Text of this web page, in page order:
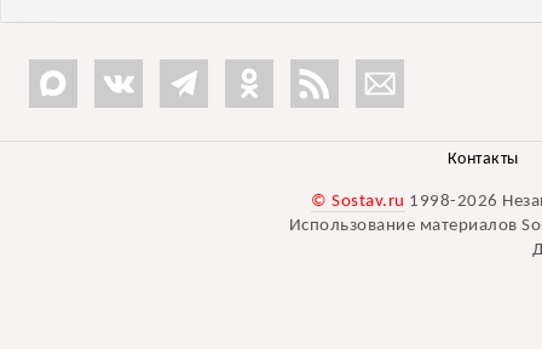
Контакты
© Sostav.ru 1998-2026
Использование материалов